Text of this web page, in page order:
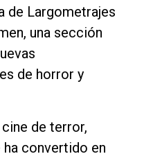
de Largometrajes
una sección
de horror y
de terror,
convertido en